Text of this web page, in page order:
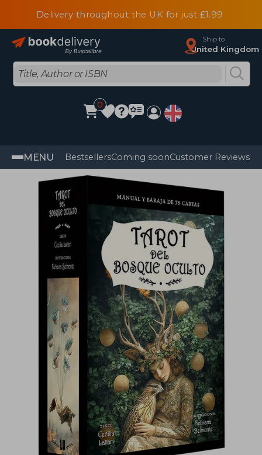
Delivery throughout the UK for just £1.99
Ship to
United Kingdom
0
MENU BestsellersComing soonCustomer Reviews